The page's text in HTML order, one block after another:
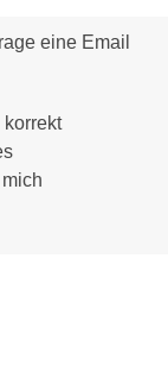
eine Email
korrekt